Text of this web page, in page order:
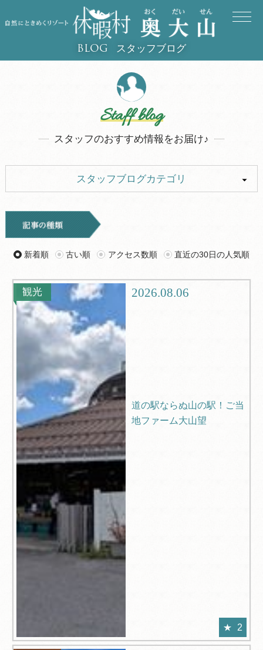
BLOG スタッフブログ
Staff blog
スタッフのおすすめ情報をお届け♪
スタッフブログカテゴリ
キャンプ
旅行記 ツアー
グルメ
ブログ
新着順 古い順 アクセス数順 直近の30日の人気順
観光 2026.08.06
道の駅ならぬ山の駅！ご当
地ファーム大山望
2